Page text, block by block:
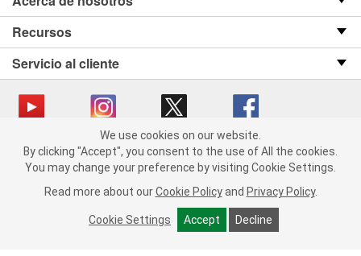
We use cookies on our website. By clicking "Accept", you consent
to the use of All the cookies.
You may change your preference by visiting Cookie Settings.
Read more about our Cookie Policy and Privacy Policy.
Cookie Settings Accept Decline
Recursos
Servicio al cliente
Copyright © 2008-2026 O’Reilly Auto Parts v OST_3.2.0.0.729 (3) cv1361
catalog_main
Política de privacidad
Ley de transparencia en las cadenas de suministro
We use cookies on our website.
By clicking "Accept", you consent to the use of All the cookies.
You may change your preference by visiting Cookie Settings.
Read more about our Cookie Policy and Privacy Policy.
Cookie Settings Accept Decline